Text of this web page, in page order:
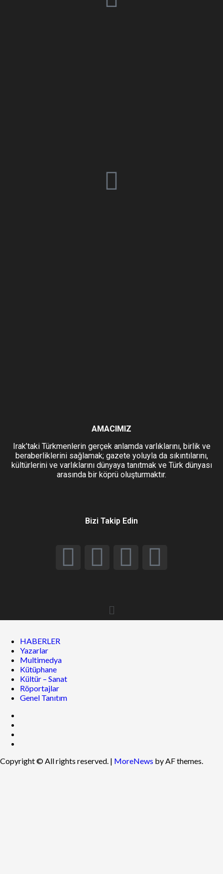
AMACIMIZ
Irak’taki Türkmenlerin gerçek anlamda varlıklarını, birlik ve
beraberliklerini sağlamak; gazete yoluyla da sıkıntılarını,
kültürlerini ve varlıklarını dünyaya tanıtmak ve Türk dünyası
arasında bir köprü oluşturmaktır.
Bizi Takip Edin
HABERLER
Yazarlar
Multimedya
Kütüphane
Kültür – Sanat
Röportajlar
Genel Tanıtım
Copyright © All rights reserved. | MoreNews by AF themes.